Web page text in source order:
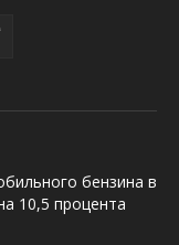
бензина в
10,5 процента